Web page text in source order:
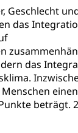
Geschlecht
das
das
beträgt.